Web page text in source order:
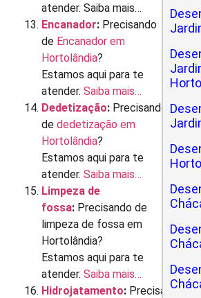
atender. Saiba mais…
Encanador: Precisando
de Encanador em
Hortolândia?
Estamos aqui para te
atender. Saiba mais…
Dedetização: Precisando
de dedetização em
Hortolândia?
Estamos aqui para te
atender. Saiba mais…
Limpeza de
fossa: Precisando de
limpeza de fossa em
Hortolândia?
Estamos aqui para te
atender. Saiba mais…
Hidrojatamento: Precisando